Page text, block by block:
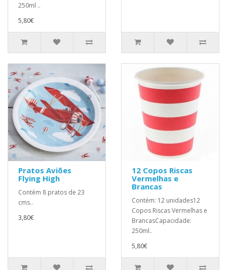
250ml ..
5,80€
Pratos Aviões
Flying High
Contém 8 pratos de 23
cms..
3,80€
12 Copos Riscas
Vermelhas e
Brancas
Contém: 12 unidades12
Copos Riscas Vermelhas e
BrancasCapacidade:
250ml..
5,80€